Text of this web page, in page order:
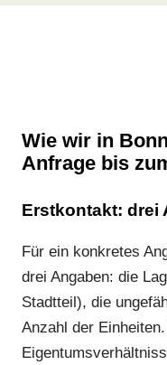
Wie wir in
Anfrage bis
Erstkontakt: drei
Für ein konkretes
drei Angaben: die
Stadtteil), die
Anzahl der